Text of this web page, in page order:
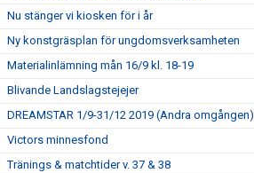
Nu stänger vi kiosken för i år
Ny konstgräsplan för ungdomsverksamheten
Materialinlämning mån 16/9 kl. 18-19
Blivande Landslagstejejer
DREAMSTAR 1/9-31/12 2019 (Andra omgången)
Victors minnesfond
Tränings & matchtider v. 37 & 38